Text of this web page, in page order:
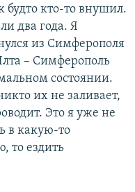
будто кто-то внушил.
два года. Я
из Симферополя
– Симферополь
состоянии.
их не заливает,
Это я уже не
в какую-то
то ездить